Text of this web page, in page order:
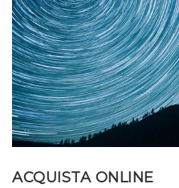
ACQUISTA ONLINE